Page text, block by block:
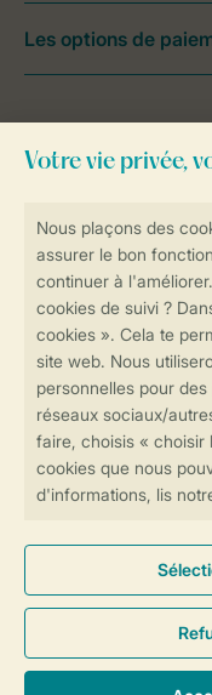
Plus
Réservations en
Transmission
Paiement sécurisé
contactez notre
Les options de
Conditions